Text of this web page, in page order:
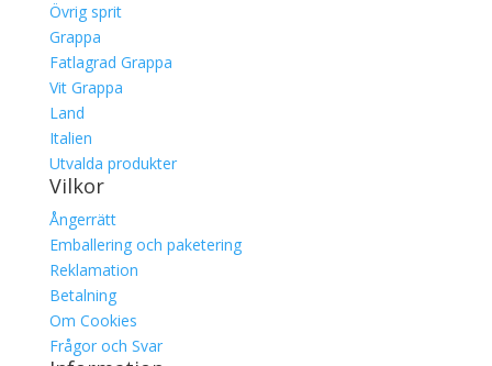
Övrig sprit
Grappa
Fatlagrad Grappa
Vit Grappa
Land
Italien
Utvalda produkter
Vilkor
Ångerrätt
Emballering och paketering
Reklamation
Betalning
Om Cookies
Frågor och Svar